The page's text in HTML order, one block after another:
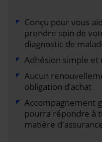
Conçu pour vous
prendre soin de
diagnostic de
Adhésion simple et
Aucun
obligation d’achat
Accompagnement
pourra répondre à
matière